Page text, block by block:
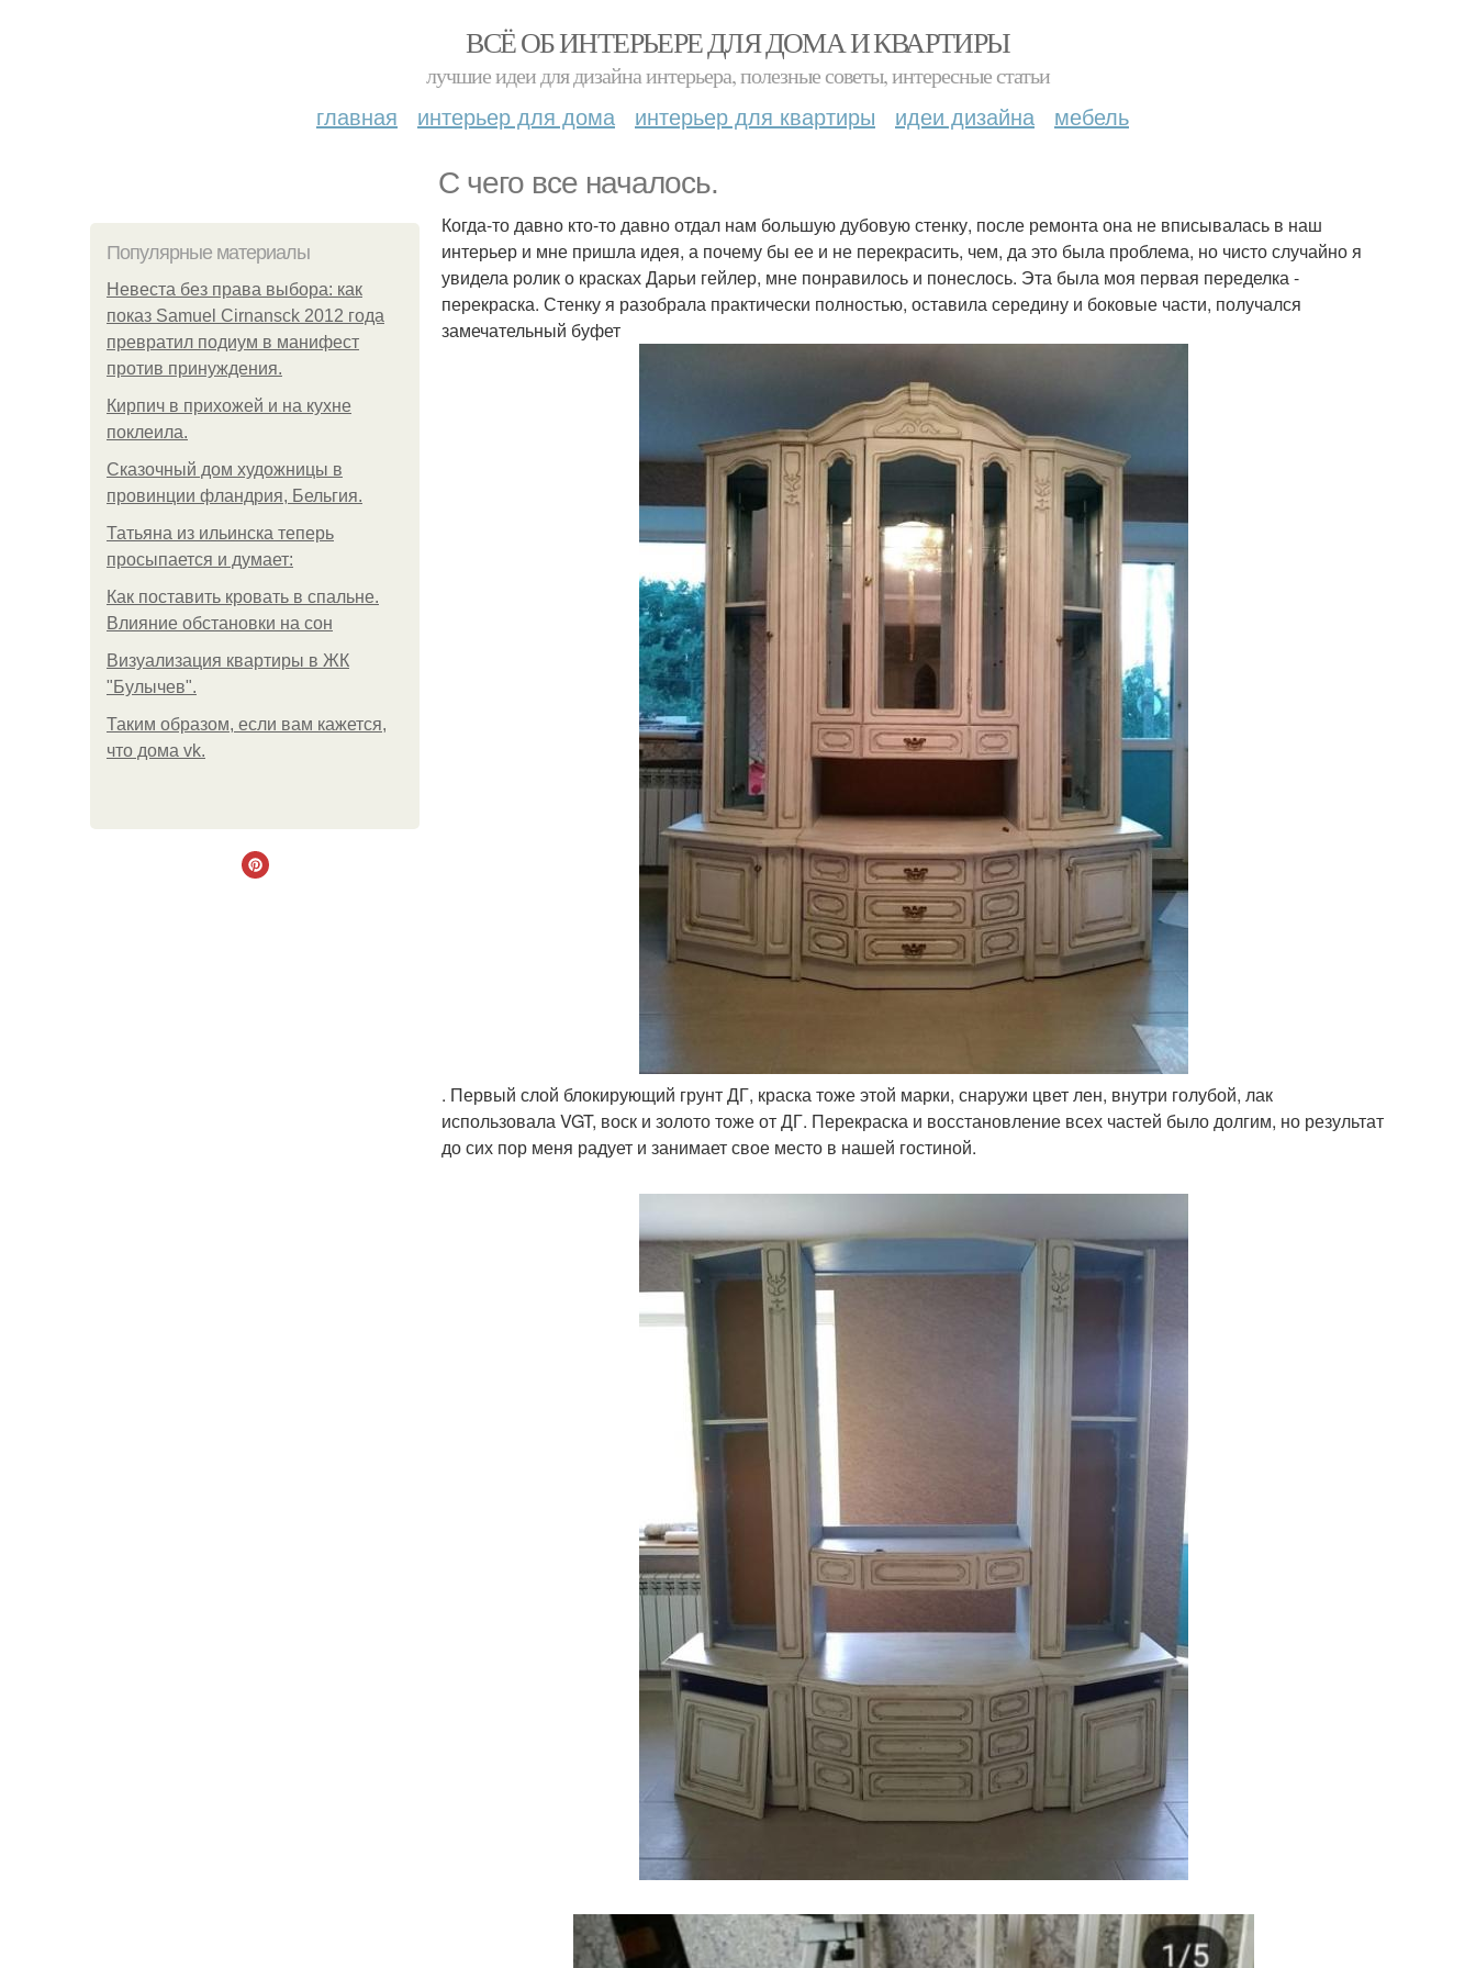
ВСЁ ОБ ИНТЕРЬЕРЕ ДЛЯ ДОМА И КВАРТИРЫ
лучшие идеи для дизайна интерьера, полезные советы, интересные статьи
главная интерьер для дома интерьер для квартиры идеи дизайна мебель
С чего все началось.
Популярные материалы
Невеста без права выбора: как
показ Samuel Cirnansck 2012 года
превратил подиум в манифест
против принуждения.
Кирпич в прихожей и на кухне
поклеила.
Сказочный дом художницы в
провинции фландрия, Бельгия.
Татьяна из ильинска теперь
просыпается и думает:
Как поставить кровать в спальне.
Влияние обстановки на сон
Визуализация квартиры в ЖК
"Булычев".
Таким образом, если вам кажется,
что дома vk.
Когда-то давно кто-то давно отдал нам большую дубовую стенку, после ремонта она не вписывалась в наш
интерьер и мне пришла идея, а почему бы ее и не перекрасить, чем, да это была проблема, но чисто случайно я
увидела ролик о красках Дарьи гейлер, мне понравилось и понеслось. Эта была моя первая переделка -
перекраска. Стенку я разобрала практически полностью, оставила середину и боковые части, получался
замечательный буфет
. Первый слой блокирующий грунт ДГ, краска тоже этой марки, снаружи цвет лен, внутри голубой, лак
использовала VGT, воск и золото тоже от ДГ. Перекраска и восстановление всех частей было долгим, но результат
до сих пор меня радует и занимает свое место в нашей гостиной.